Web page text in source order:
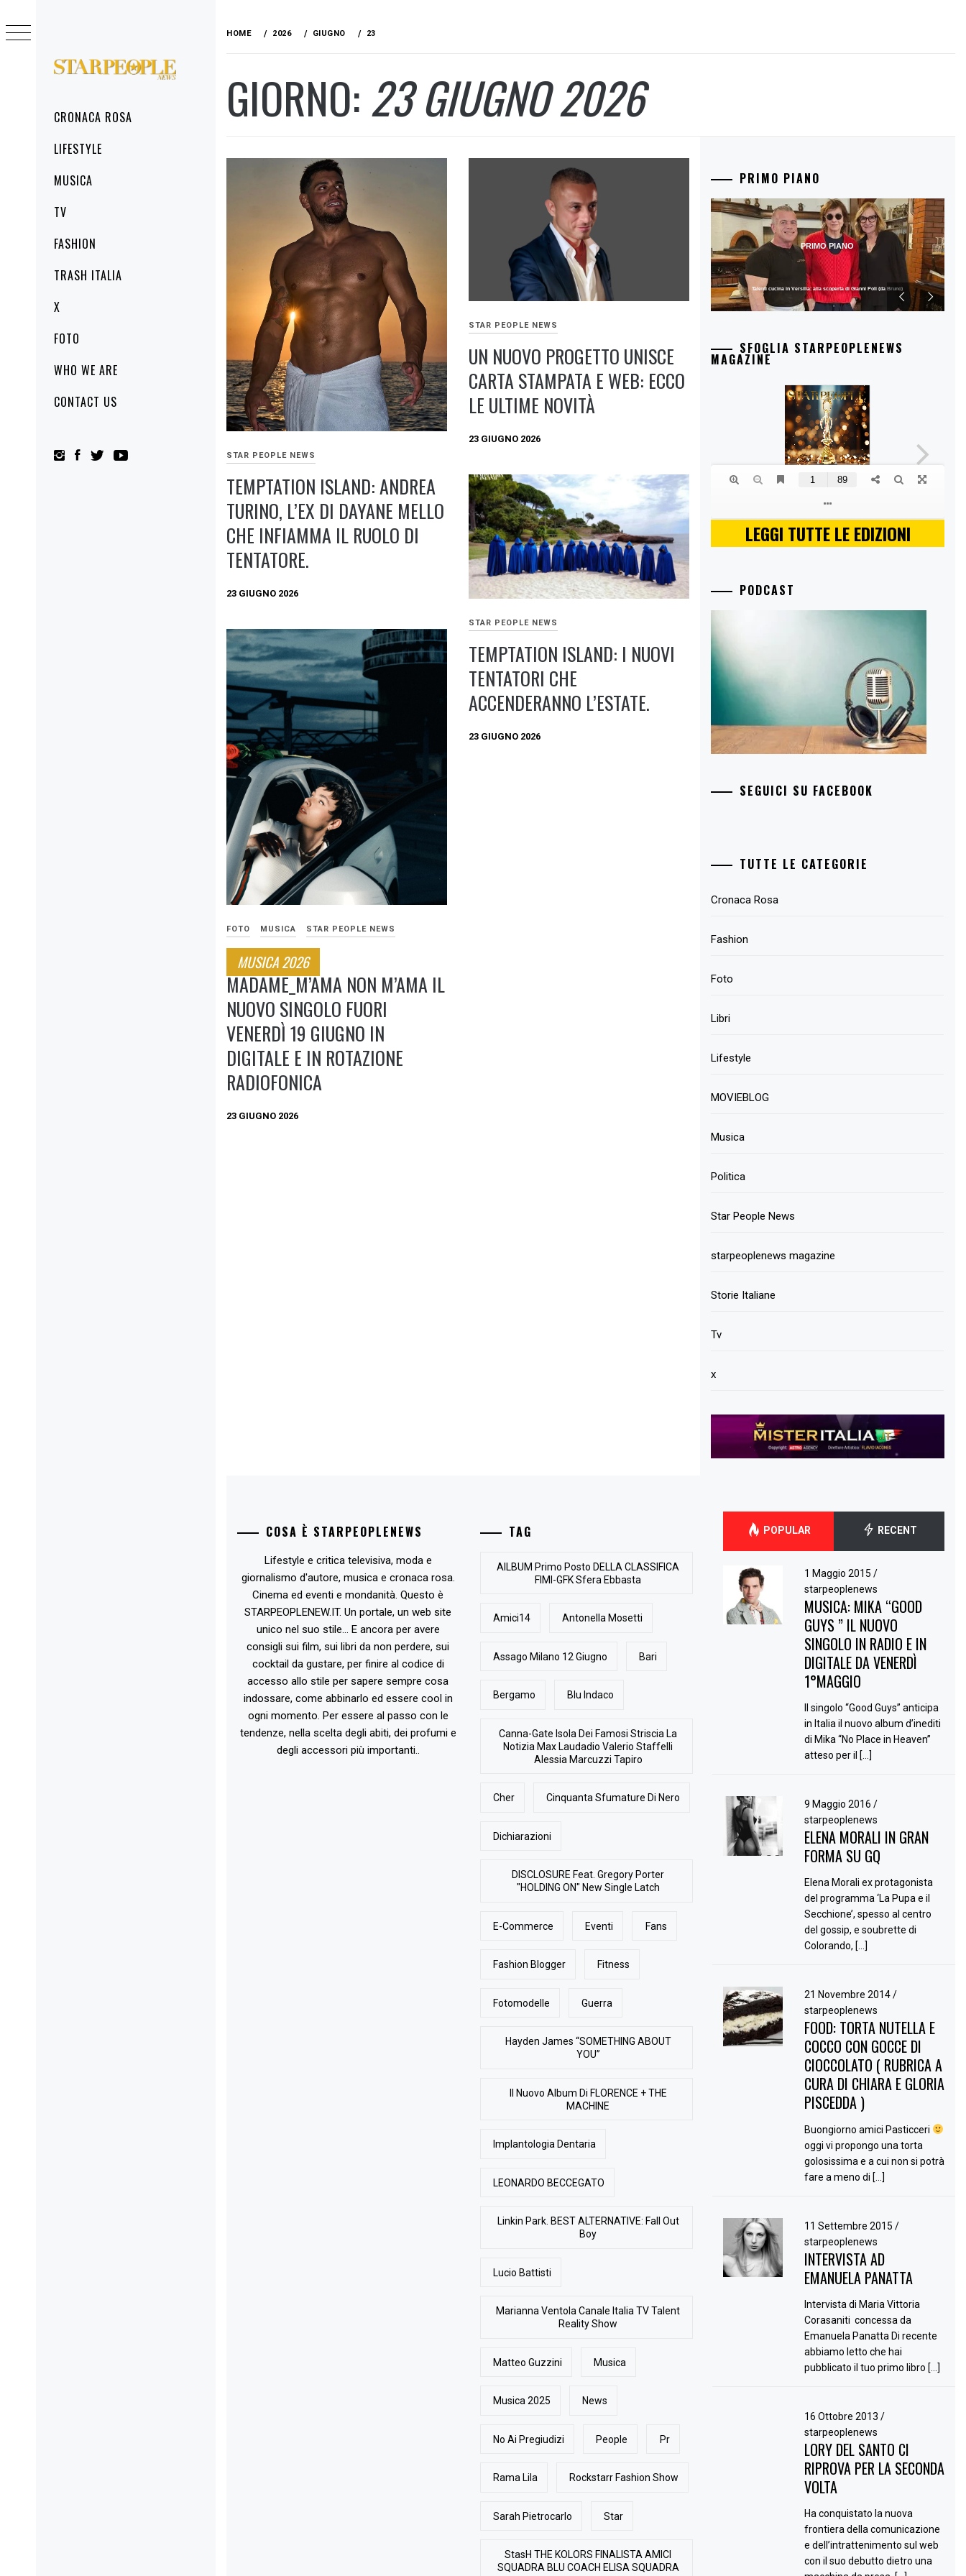
STARPEOPLENEWS
MenuCRONACA ROSA
LIFESTYLE
MUSICA
TV
FASHION
TRASH ITALIA
X
FOTO
WHO WE ARE
CONTACT US
to
content
HOME 2026 GIUGNO 23
GIORNO:23 GIUGNO 2026
STAR PEOPLE NEWS
TEMPTATION ISLAND: ANDREA
TURINO, L’EX DI DAYANE MELLO
CHE INFIAMMA IL RUOLO DI
TENTATORE.
23 GIUGNO 2026
STAR PEOPLE NEWS
UN NUOVO PROGETTO UNISCE
CARTA STAMPATA E WEB: ECCO
LE ULTIME NOVITÀ
23 GIUGNO 2026
STAR PEOPLE NEWS
TEMPTATION ISLAND: I NUOVI
TENTATORI CHE
ACCENDERANNO L’ESTATE.
23 GIUGNO 2026
FOTO MUSICA STAR PEOPLE NEWS
MUSICA 2026
MADAME_M’AMA NON M’AMA IL
NUOVO SINGOLO FUORI
VENERDÌ 19 GIUGNO IN
DIGITALE E IN ROTAZIONE
RADIOFONICA
23 GIUGNO 2026
PRIMO PIANO
Talenti cucina in Versilia: alla scoperta di Gianni Poli (da Bruno)
PRIMO PIANO
SFOGLIA STARPEOPLENEWS
MAGAZINE
LEGGI TUTTE LE EDIZIONI
PODCAST
SEGUICI SU FACEBOOK
TUTTE LE CATEGORIE
Cronaca Rosa
Fashion
Foto
Libri
Lifestyle
MOVIEBLOG
Musica
Politica
Star People News
starpeoplenews magazine
Storie Italiane
Tv
x
COSA È STARPEOPLENEWS
Lifestyle e critica televisiva, moda e
giornalismo d'autore, musica e cronaca rosa.
Cinema ed eventi e mondanità. Questo è
STARPEOPLENEW.IT. Un portale, un web site
unico nel suo stile... E ancora per avere
consigli sui film, sui libri da non perdere, sui
cocktail da gustare, per finire al codice di
accesso allo stile per sapere sempre cosa
indossare, come abbinarlo ed essere cool in
ogni momento. Per essere al passo con le
tendenze, nella scelta degli abiti, dei profumi e
degli accessori più importanti..
TAG
AlLBUM Primo Posto DELLA CLASSIFICA
FIMI-GFK Sfera Ebbasta
Amici14 Antonella Mosetti
Assago Milano 12 Giugno Bari
Bergamo Blu Indaco
Canna-Gate Isola Dei Famosi Striscia La
Notizia Max Laudadio Valerio Staffelli
Alessia Marcuzzi Tapiro
Cher Cinquanta Sfumature Di Nero
Dichiarazioni
DISCLOSURE Feat. Gregory Porter
"HOLDING ON" New Single Latch
E-Commerce Eventi Fans
Fashion Blogger Fitness
Fotomodelle Guerra
Hayden James “SOMETHING ABOUT
YOU”
Il Nuovo Album Di FLORENCE + THE
MACHINE
Implantologia Dentaria
LEONARDO BECCEGATO
Linkin Park. BEST ALTERNATIVE: Fall Out
Boy
Lucio Battisti
Marianna Ventola Canale Italia TV Talent
Reality Show
Matteo Guzzini Musica
Musica 2025 News
No Ai Pregiudizi People Pr
Rama Lila Rockstarr Fashion Show
Sarah Pietrocarlo Star
StasH THE KOLORS FINALISTA AMICI
SQUADRA BLU COACH ELISA SQUADRA
POPULAR RECENT
1 Maggio 2015 /
starpeoplenews
MUSICA: MIKA “GOOD
GUYS ” IL NUOVO
SINGOLO IN RADIO E IN
DIGITALE DA VENERDÌ
1°MAGGIO
Il singolo “Good Guys” anticipa
in Italia il nuovo album d’inediti
di Mika “No Place in Heaven”
atteso per il […]
9 Maggio 2016 /
starpeoplenews
ELENA MORALI IN GRAN
FORMA SU GQ
Elena Morali ex protagonista
del programma ‘La Pupa e il
Secchione’, spesso al centro
del gossip, e soubrette di
Colorando, […]
21 Novembre 2014/
starpeoplenews
FOOD: TORTA NUTELLA E
COCCO CON GOCCE DI
CIOCCOLATO ( RUBRICA A
CURA DI CHIARA E GLORIA
PISCEDDA )
Buongiorno amici Pasticceri
oggi vi propongo una torta
golosissima e a cui non si potrà
fare a meno di […]
11 Settembre 2015 /
starpeoplenews
INTERVISTA AD
EMANUELA PANATTA
Intervista di Maria Vittoria
Corasaniti concessa da
Emanuela Panatta Di recente
abbiamo letto che hai
pubblicato il tuo primo libro […]
16 Ottobre 2013 /
starpeoplenews
LORY DEL SANTO CI
RIPROVA PER LA SECONDA
VOLTA
Ha conquistato la nuova
frontiera della comunicazione
e dell’intrattenimento sul web
con il suo debutto dietro una